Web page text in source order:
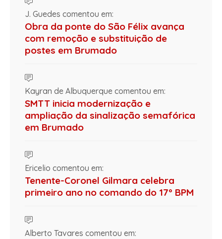
J. Guedes comentou em:
Obra da ponte do São Félix avança
com remoção e substituição de
postes em Brumado
Kayran de Albuquerque comentou em:
SMTT inicia modernização e
ampliação da sinalização semafórica
em Brumado
Ericelio comentou em:
Tenente-Coronel Gilmara celebra
primeiro ano no comando do 17º BPM
Alberto Tavares comentou em: